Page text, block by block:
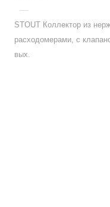
—
STOUT Коллектор из
расходомерами, с
вых.